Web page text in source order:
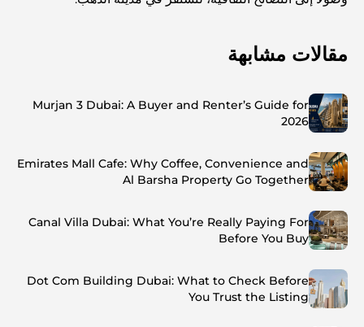
مقالات مشابهة
Murjan 3 Dubai: A Buyer and Renter’s Guide for
2026
Emirates Mall Cafe: Why Coffee, Convenience and
Al Barsha Property Go Together
Canal Villa Dubai: What You’re Really Paying For
Before You Buy
Dot Com Building Dubai: What to Check Before
You Trust the Listing